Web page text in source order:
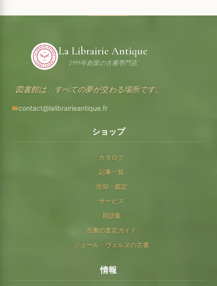
La Librairie Antique
1995年創業の古書専門店
図書館は、すべての夢が交わる場所です。
contact@lalibrairieantique.fr
ショップ
カタログ
記事一覧
売却・鑑定
サービス
用語集
古書の査定ガイド
ジュール・ヴェルヌの古書
情報